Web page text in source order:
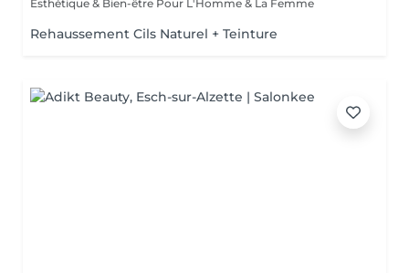
Esthétique & Bien-être Pour L'Homme & La Femme
Rehaussement Cils Naturel + Teinture